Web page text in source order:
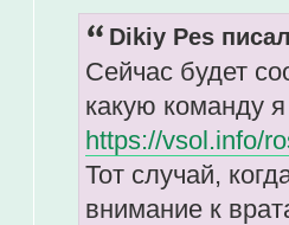
Dikiy Pes
Сейчас будет
какую команду
https://vsol.info/
Тот случай,
внимание к